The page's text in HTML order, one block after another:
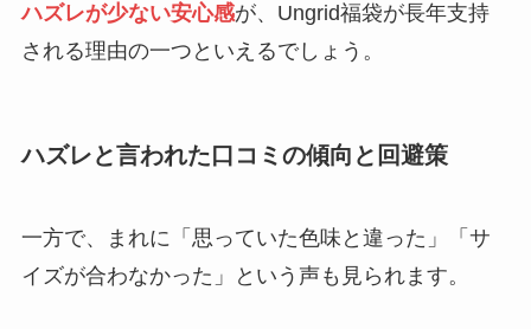
ハズレが少ない安心感が、Ungrid福袋が長年支持
される理由の一つといえるでしょう。
ハズレと言われた口コミの傾向と回避策
一方で、まれに「思っていた色味と違った」「サ
イズが合わなかった」という声も見られます。